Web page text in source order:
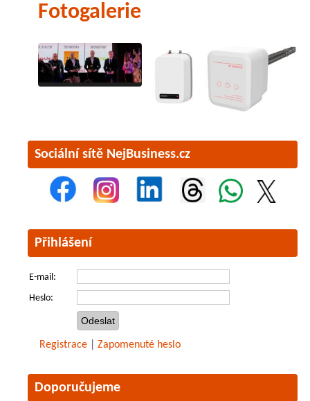
Fotogalerie
Sociální sítě NejBusiness.cz
Přihlášení
E-mail:
Heslo:
Registrace Zapomenuté heslo
Doporučujeme